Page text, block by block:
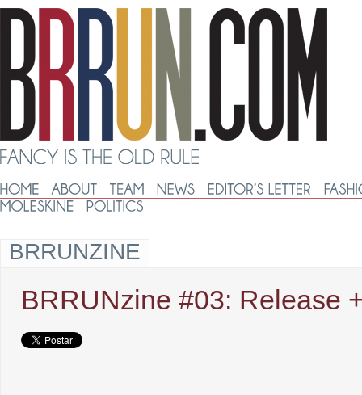
BRRUNZINE
BRRUNzine #03: Release